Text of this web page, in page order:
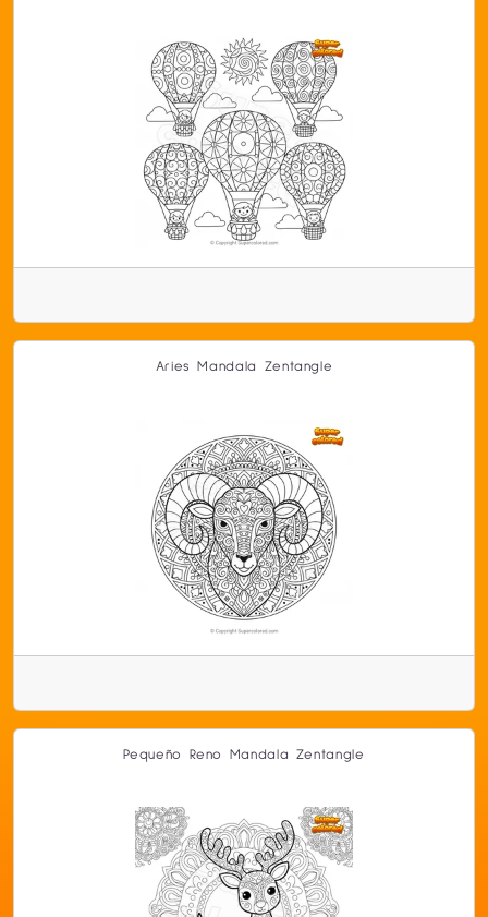
Aries Mandala Zentangle
Pequeño Reno Mandala Zentangle